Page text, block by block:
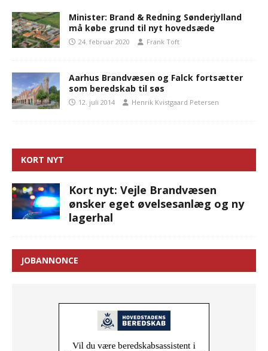
Minister: Brand & Redning Sønderjylland
må købe grund til nyt hovedsæde
24. februar 2020 Frank Toft
Aarhus Brandvæsen og Falck fortsætter
som beredskab til søs
12. juli 2014 Henrik Kvistgaard Petersen
KORT NYT
Kort nyt: Vejle Brandvæsen
ønsker eget øvelsesanlæg og ny
lagerhal
JOBANNONCE